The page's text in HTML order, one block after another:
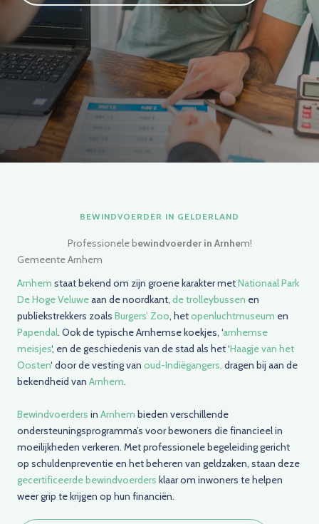
BEWINDVOERDER IN GELDERLAND
Professionele bewindvoerder in Arnhem!
Gemeente Arnhem
Arnhem staat bekend om zijn groene karakter metNationaal Park
De Hoge Veluweaan de noordkant, de trolleybussen en
publiekstrekkers zoals Burgers’ Zoo, hetopenluchtmuseum en
Papendal. Ook de typische Arnhemse koekjes, ‘arnhemse
meisjes‘, en de geschiedenis van de stad als het ‘Haagje van het
Oosten‘ door de vesting van oud-Indiëgangers, dragen bij aan de
bekendheid van Arnhem.
Bewindvoerders in Arnhem bieden verschillende
ondersteuningsprogramma’s voor bewoners die financieel in
moeilijkheden verkeren. Met professionele begeleiding gericht
op schuldenpreventie en het beheren van geldzaken, staan deze
gecertificeerde bewindvoerders klaar om inwoners te helpen
weer grip te krijgen op hun financiën.